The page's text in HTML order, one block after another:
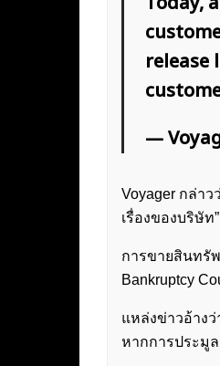
—
Voyager กล่าว
เรื่องของบริษัท”
การขายสินทรั
Bankruptcy
แหล่งข่าวอ้าง
หากการประมูล